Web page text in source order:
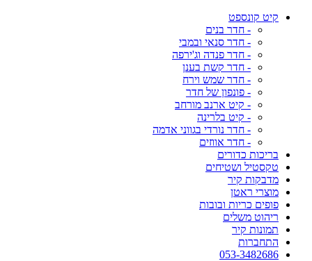
קיט קונספט
- חדר בנים
- חדר סנאי ובמבי
- חדר פנדה וג'ירפה
- חדר קשת בענן
- חדר שמש וירח
- פונפון של חדר
- קיט ארנב מורחב
- קיט בלרינה
- חדר נורדי בגווני אדמה
- חדר אווזים
בריכות כדורים
טקסטיל ושטיחים
מדבקות קיר
מוצרי ראטן
פופים כריות ובובות
ריהוט משלים
תמונות קיר
התחברות
053-3482686